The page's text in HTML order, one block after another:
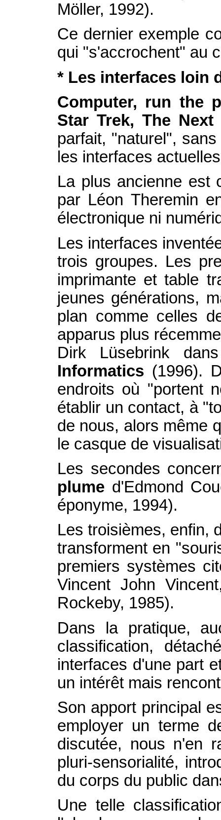
Möller, 1992).
Ce dernier exemple
qui "s'accrochent" au
* Les interfaces loin
Computer, run the
Star Trek, The Next
parfait, "naturel",
les interfaces
La plus ancienne est
par Léon Theremin
électronique ni
Les interfaces
trois groupes. Les
imprimante et table
jeunes générations,
plan comme celles
apparus plus
Dirk Lüsebrink
Informatics (1996).
endroits où "portent
établir un contact, à
de nous, alors même
le casque de
Les secondes
plume d'Edmond
éponyme, 1994).
Les troisièmes, enfin,
transforment en
premiers systèmes
Vincent John
Rockeby, 1985).
Dans la pratique,
classification,
interfaces d'une part
un intérêt mais
Son apport principal
employer un terme
discutée, nous n'en
pluri-sensorialité,
du corps du public
Une telle